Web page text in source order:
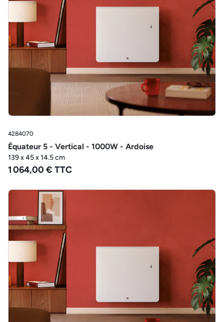
4284070
Équateur 5 - Vertical - 1000W - Ardoise
139 x 45 x 14.5 cm
1 064,00 € TTC